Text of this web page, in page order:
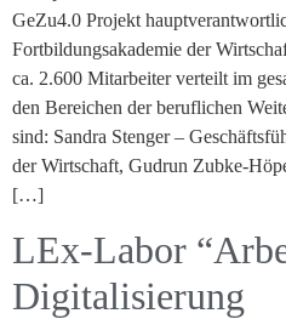
GeZu4.0 Projekt
Fortbildungsakademie der
ca. 2.600 Mitarbeiter verteilt im
den Bereichen der beruflichen
sind: Sandra Stenger –
der Wirtschaft, Gudrun Zubke-
[…]
LEx-Labor
Digitalisierung